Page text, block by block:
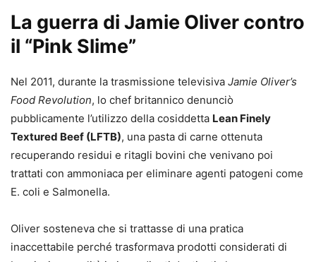
La guerra di Jamie Oliver contro
il “Pink Slime”
Nel 2011, durante la trasmissione televisiva Jamie Oliver’s
Food Revolution, lo chef britannico denunciò
pubblicamente l’utilizzo della cosiddetta Lean Finely
Textured Beef (LFTB), una pasta di carne ottenuta
recuperando residui e ritagli bovini che venivano poi
trattati con ammoniaca per eliminare agenti patogeni come
E. coli e Salmonella.
Oliver sosteneva che si trattasse di una pratica
inaccettabile perché trasformava prodotti considerati di